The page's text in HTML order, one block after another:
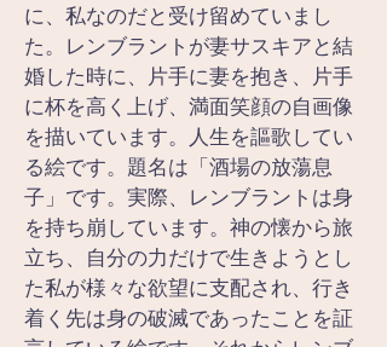
に、私なのだと受け留めていまし
た。レンブラントが妻サスキアと結
婚した時に、片手に妻を抱き、片手
に杯を高く上げ、満面笑顔の自画像
を描いています。人生を謳歌してい
る絵です。題名は「酒場の放蕩息
子」です。実際、レンブラントは身
を持ち崩しています。神の懐から旅
立ち、自分の力だけで生きようとし
た私が様々な欲望に支配され、行き
着く先は身の破滅であったことを証